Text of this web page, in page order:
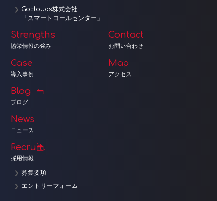
Goclouds株式会社
「スマートコールセンター」
Strengths
協栄情報の強み
Case
導入事例
Blog
ブログ
News
ニュース
Contact
お問い合わせ
Map
アクセス
Recruit
採用情報
募集要項
エントリーフォーム